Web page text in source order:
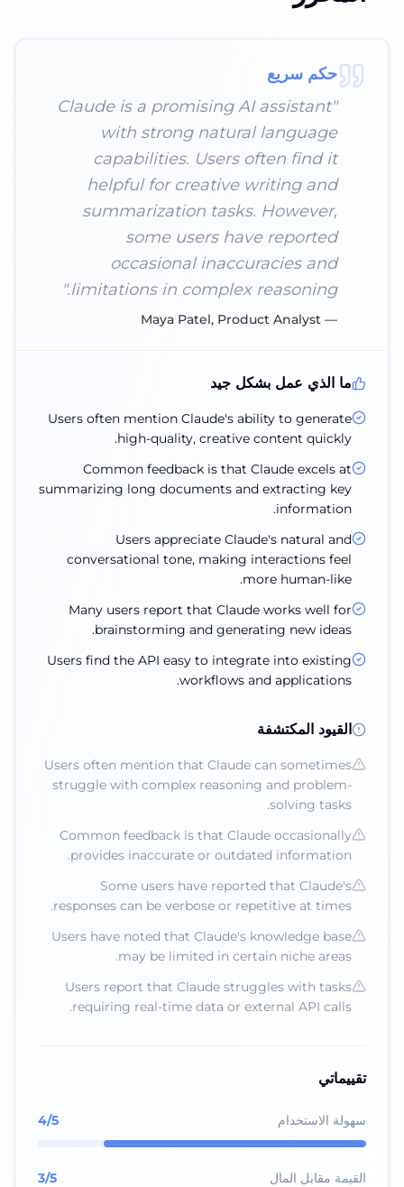
حكم سريع
"
Claude is a promising AI assistant
with strong natural language
capabilities. Users often find it
helpful for creative writing and
summarization tasks. However,
some users have reported
occasional inaccuracies and
limitations in complex reasoning.
"
—
Maya Patel, Product Analyst
ما الذي عمل بشكل جيد
Users often mention Claude's ability to generate
high-quality, creative content quickly.
Common feedback is that Claude excels at
summarizing long documents and extracting key
information.
Users appreciate Claude's natural and
conversational tone, making interactions feel
more human-like.
Many users report that Claude works well for
brainstorming and generating new ideas.
Users find the API easy to integrate into existing
workflows and applications.
القيود المكتشفة
Users often mention that Claude can sometimes
struggle with complex reasoning and problem-
solving tasks.
Common feedback is that Claude occasionally
provides inaccurate or outdated information.
Some users have reported that Claude's
responses can be verbose or repetitive at times.
Users have noted that Claude's knowledge base
may be limited in certain niche areas.
Users report that Claude struggles with tasks
requiring real-time data or external API calls.
تقييماتي
سهولة الاستخدام 4/5
القيمة مقابل المال 3/5